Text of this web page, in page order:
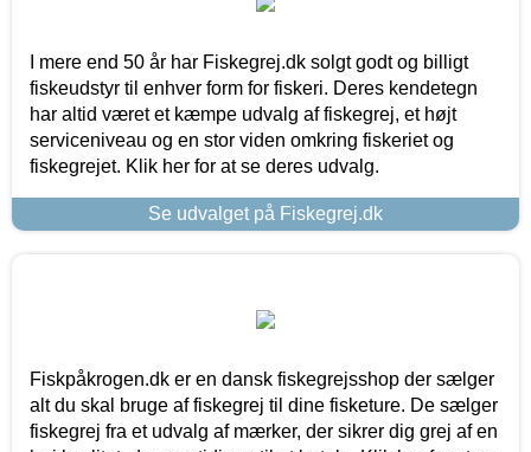
I mere end 50 år har Fiskegrej.dk solgt godt og billigt
fiskeudstyr til enhver form for fiskeri. Deres kendetegn
har altid været et kæmpe udvalg af fiskegrej, et højt
serviceniveau og en stor viden omkring fiskeriet og
fiskegrejet. Klik her for at se deres udvalg.
Se udvalget på Fiskegrej.dk
Fiskpåkrogen.dk er en dansk fiskegrejsshop der sælger
alt du skal bruge af fiskegrej til dine fisketure. De sælger
fiskegrej fra et udvalg af mærker, der sikrer dig grej af en